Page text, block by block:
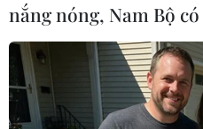
nắng nóng, Nam Bộ